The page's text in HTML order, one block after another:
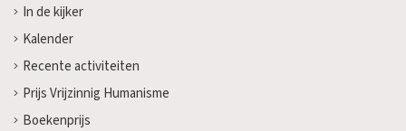
In de kijker
Kalender
Recente activiteiten
Prijs Vrijzinnig Humanisme
Boekenprijs